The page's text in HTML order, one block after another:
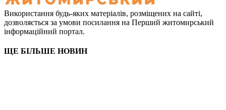
Використання будь-яких матеріалів, розміщених на сайті,
дозволяється за умови посилання на Перший житомирський
інформаційний портал.
ЩЕ БІЛЬШЕ НОВИН